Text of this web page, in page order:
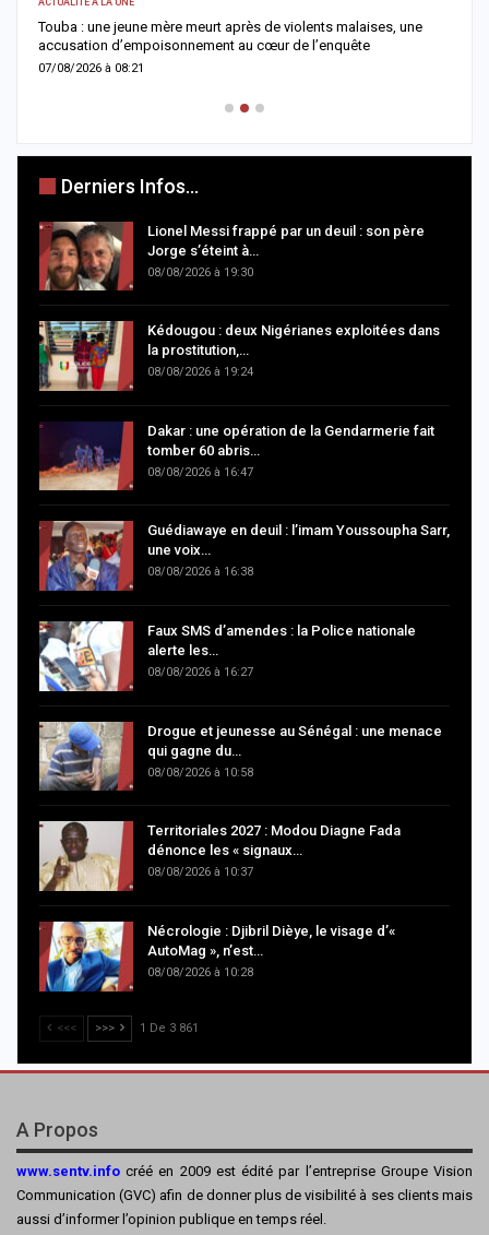
Touba : une jeune mère meurt après de violents malaises, une
accusation d’empoisonnement au cœur de l’enquête
07/08/2026 à 08:21
Derniers Infos...
Lionel Messi frappé par un deuil : son père
Jorge s’éteint à…
08/08/2026 à 19:30
Kédougou : deux Nigérianes exploitées dans
la prostitution,…
08/08/2026 à 19:24
Dakar : une opération de la Gendarmerie fait
tomber 60 abris…
08/08/2026 à 16:47
Guédiawaye en deuil : l’imam Youssoupha Sarr,
une voix…
08/08/2026 à 16:38
Faux SMS d’amendes : la Police nationale
alerte les…
08/08/2026 à 16:27
Drogue et jeunesse au Sénégal : une menace
qui gagne du…
08/08/2026 à 10:58
Territoriales 2027 : Modou Diagne Fada
dénonce les « signaux…
08/08/2026 à 10:37
Nécrologie : Djibril Dièye, le visage d’«
AutoMag », n’est…
08/08/2026 à 10:28
<<< >>> 1 De 3 861
A Propos
www.sentv.info créé en 2009 est édité par l’entreprise Groupe Vision
Communication (GVC) afin de donner plus de visibilité à ses clients mais
aussi d’informer l’opinion publique en temps réel.